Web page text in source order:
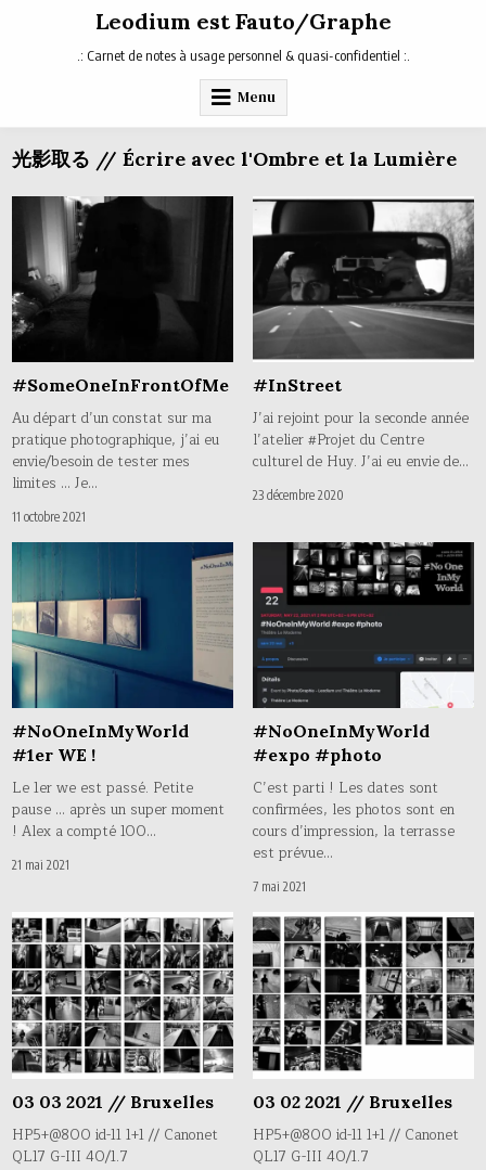
Leodium est Fauto/Graphe
.: Carnet de notes à usage personnel & quasi-confidentiel :.
Menu
光影取る // Écrire avec l'Ombre et la Lumière
#SomeOneInFrontOfMe
Au départ d’un constat sur ma
pratique photographique, j’ai eu
envie/besoin de tester mes
limites … Je…
11 octobre 2021
#InStreet
J’ai rejoint pour la seconde année
l’atelier #Projet du Centre
culturel de Huy. J’ai eu envie de…
23 décembre 2020
#NoOneInMyWorld
#1er WE !
Le 1er we est passé. Petite
pause … après un super moment
! Alex a compté 100…
21 mai 2021
#NoOneInMyWorld
#expo #photo
C’est parti ! Les dates sont
confirmées, les photos sont en
cours d’impression, la terrasse
est prévue…
7 mai 2021
03 03 2021 // Bruxelles
HP5+@800 id-11 1+1 // Canonet
QL17 G-III 40/1.7
03 02 2021 // Bruxelles
HP5+@800 id-11 1+1 // Canonet
QL17 G-III 40/1.7